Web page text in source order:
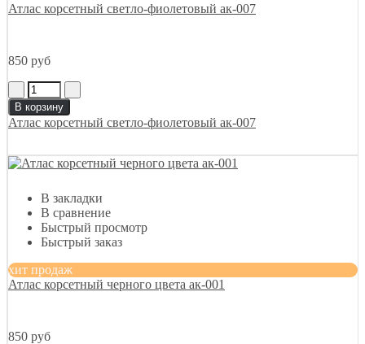
Атлас корсетный светло-фиолетовый ак-007
850 руб
В корзину
Атлас корсетный светло-фиолетовый ак-007
В закладки
В сравнение
Быстрый просмотр
Быстрый заказ
хит продаж
Атлас корсетный черного цвета ак-001
850 руб